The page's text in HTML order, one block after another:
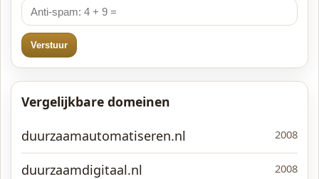
Verstuur
Vergelijkbare domeinen
duurzaamautomatiseren.nl
2008
duurzaamdigitaal.nl 2008